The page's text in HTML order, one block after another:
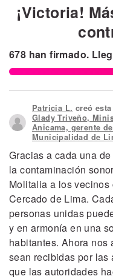
¡Victoria!
678 han firmado.
Patricia L. creó
Glady Triveño,
Anicama, gerente
Municipalidad de
Gracias a cada una
la contaminación
Molitalia a los
Cercado de Lima.
personas unidas
y en armonía en una
habitantes. Ahora nos
sean recibidas por las
que las autoridades